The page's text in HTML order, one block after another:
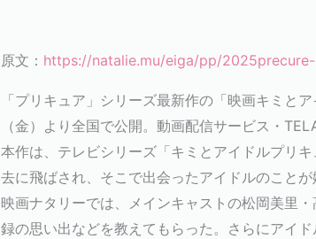
原文： https://natalie.mu/eiga/pp/
「プリキュア」シリーズ最新作の「映画キミと
（金）より全国で公開。動画配信サービス・
本作は、テレビシリーズ「キミとアイドルプリ
去に飛ばされ、そこで出会ったアイドルのこと
映画ナタリーでは、メインキャストの松岡美里
録の思い出などを教えてもらった。さらにアイ